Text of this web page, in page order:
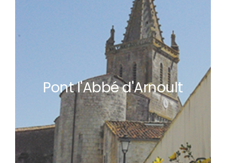
Pont l'Abbé d'Arnoult